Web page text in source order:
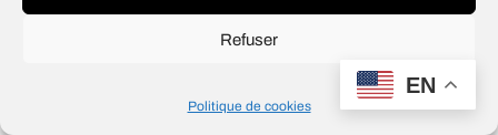
Refuser
Politique de cookies
EN